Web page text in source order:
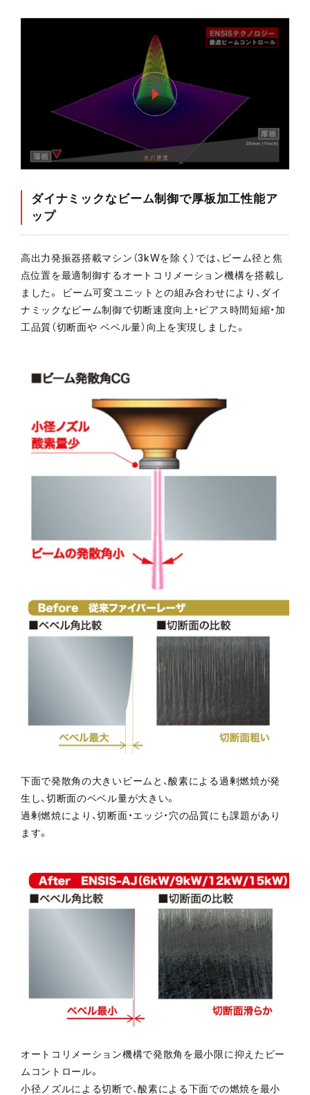
ダイナミックなビーム制御で厚板加工性能ア
ップ
高出力発振器搭載マシン（3kWを除く）では、ビーム径と焦
点位置を最適制御するオートコリメーション機構を搭載し
ました。 ビーム可変ユニットとの組み合わせにより、ダイ
ナミックなビーム制御で切断速度向上・ピアス時間短縮・加
工品質（切断面や ベベル量）向上を実現しました。
下面で発散角の大きいビームと、酸素による過剰燃焼が発
生し、切断面のベベル量が大きい。
過剰燃焼により、切断面・エッジ・穴の品質にも課題があり
ます。
オートコリメーション機構で発散角を最小限に抑えたビー
ムコントロール。
小径ノズルによる切断で、酸素による下面での燃焼を最小